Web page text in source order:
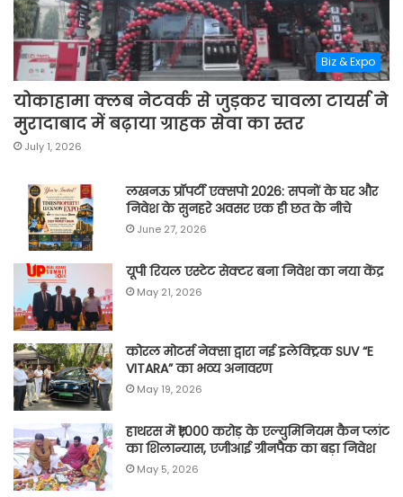
Biz & Expo
योकाहामा क्लब नेटवर्क से जुड़कर चावला टायर्स ने
मुरादाबाद में बढ़ाया ग्राहक सेवा का स्तर
July 1, 2026
लखनऊ प्रॉपर्टी एक्सपो 2026: सपनों के घर और
निवेश के सुनहरे अवसर एक ही छत के नीचे
June 27, 2026
यूपी रियल एस्टेट सेक्टर बना निवेश का नया केंद्र
May 21, 2026
कोरल मोटर्स नेक्सा द्वारा नई इलेक्ट्रिक SUV “E
VITARA” का भव्य अनावरण
May 19, 2026
हाथरस में ₹1,000 करोड़ के एल्युमिनियम कैन प्लांट
का शिलान्यास, एजीआई ग्रीनपैक का बड़ा निवेश
May 5, 2026